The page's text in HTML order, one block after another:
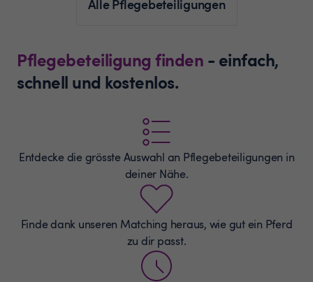
Alle Pflegebeteiligungen
Pflegebeteiligung finden - einfach,
schnell und kostenlos.
Entdecke die grösste Auswahl an Pflegebeteiligungen in
deiner Nähe.
Finde dank unseren Matching heraus, wie gut ein Pferd
zu dir passt.